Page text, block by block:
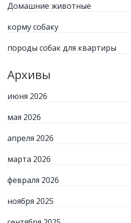
Домашние животные
корму собаку
породы собак для квартиры
Архивы
июня 2026
мая 2026
апреля 2026
марта 2026
февраля 2026
ноября 2025